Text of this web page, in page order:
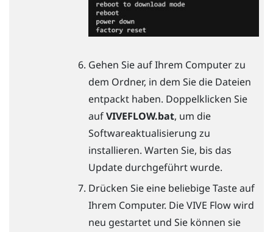
Gehen Sie auf Ihrem Computer zu
dem Ordner, in dem Sie die Dateien
entpackt haben. Doppelklicken Sie
aufVIVEFLOW.bat, um die
Softwareaktualisierung zu
installieren. Warten Sie, bis das
Update durchgeführt wurde.
Drücken Sie eine beliebige Taste auf
Ihrem Computer. DieVIVE Flowwird
neu gestartet und Sie können sie